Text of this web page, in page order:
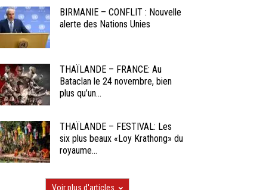
BIRMANIE – CONFLIT : Nouvelle
alerte des Nations Unies
THAÏLANDE – FRANCE: Au
Bataclan le 24 novembre, bien
plus qu’un...
THAÏLANDE – FESTIVAL: Les
six plus beaux «Loy Krathong» du
royaume...
Voir plus d'articles